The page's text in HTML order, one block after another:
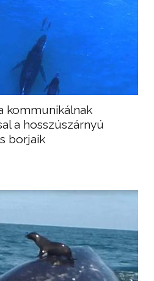
kommunikálnak
a hosszúszárnyú
borjaik